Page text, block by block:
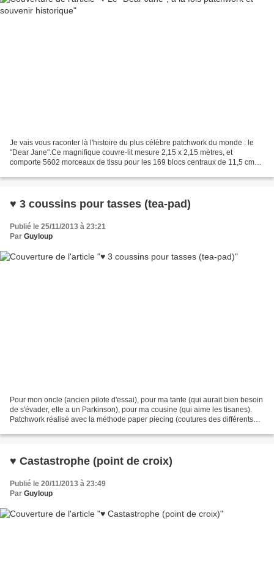
Je vais vous raconter là l'histoire du plus célèbre patchwork du monde : le
"Dear Jane".Ce magnifique couvre-lit mesure 2,15 x 2,15 mètres, et
comporte 5602 morceaux de tissu pour les 169 blocs centraux de 11,5 cm
♥ 3 coussins pour tasses (tea-pad)
Publié le 25/11/2013 à 23:21
Par Guyloup
Pour mon oncle (ancien pilote d'essai), pour ma tante (qui aurait bien besoin
de s'évader, elle a un Parkinson), pour ma cousine (qui aime les tisanes).
Patchwork réalisé avec la méthode paper piecing (coutures des différents
♥ Castastrophe (point de croix)
Publié le 20/11/2013 à 23:49
Par Guyloup